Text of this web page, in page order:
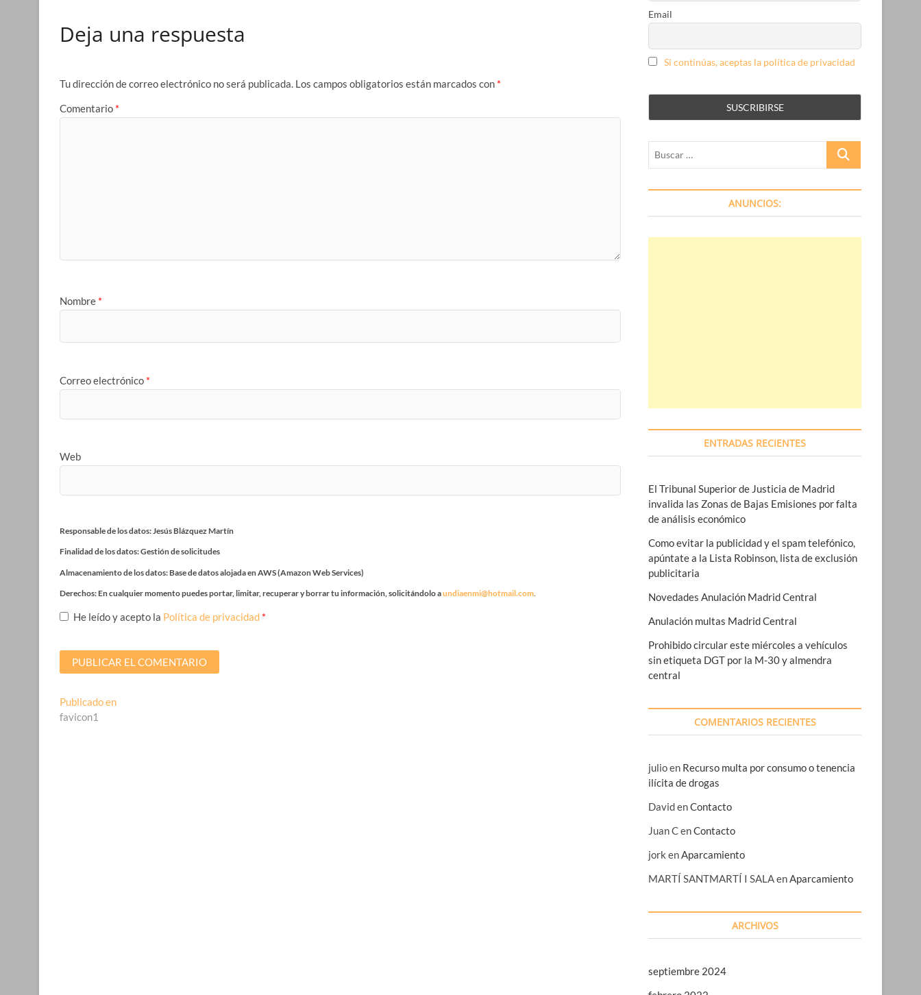
Deja una respuesta
Tu dirección de correo electrónico no será publicada. Los campos obligatorios están marcados con *
Comentario *
Nombre *
Correo electrónico *
Web
Responsable de los datos: Jesús Blázquez Martín
Finalidad de los datos: Gestión de solicitudes
Almacenamiento de los datos: Base de datos alojada en AWS (Amazon Web Services)
Derechos: En cualquier momento puedes portar, limitar, recuperar y borrar tu información, solicitándolo aundiaenmi@hotmail.com.
He leído y acepto la Política de privacidad *
Navegación
de
Publicado en
favicon1
Email
Si continúas, aceptas la política de privacidad
Buscar
ANUNCIOS:
ENTRADAS RECIENTES
El Tribunal Superior de Justicia de Madrid
invalida las Zonas de Bajas Emisiones por falta
de análisis económico
Como evitar la publicidad y el spam telefónico,
apúntate a la Lista Robinson, lista de exclusión
publicitaria
Novedades Anulación Madrid Central
Anulación multas Madrid Central
Prohibido circular este miércoles a vehículos
sin etiqueta DGT por la M-30 y almendra
central
COMENTARIOS RECIENTES
julioen Recurso multa por consumo o tenencia
ilícita de drogas
DavidenContacto
Juan CenContacto
jork en Aparcamiento
MARTÍ SANTMARTÍ I SALAen Aparcamiento
ARCHIVOS
septiembre 2024